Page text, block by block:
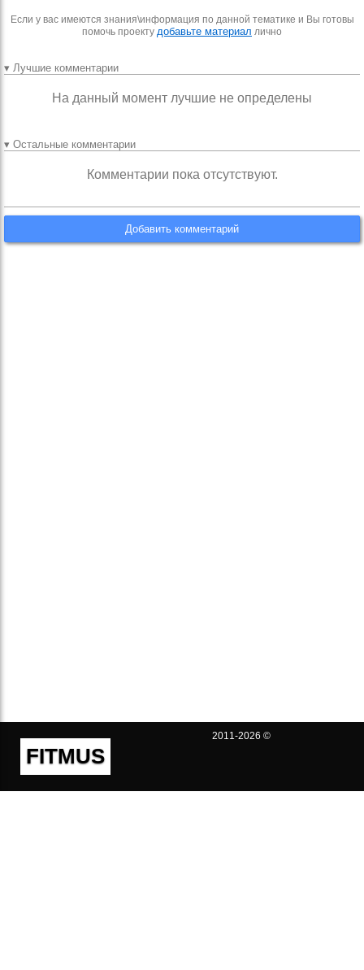
Если у вас имеются знания\информация по данной тематике и Вы готовы
помочь проекту добавьте материал лично
▾ Лучшие комментарии
На данный момент лучшие не определены
▾ Остальные комментарии
Комментарии пока отсутствуют.
Добавить комментарий
FITMUS
2011-2026 ©